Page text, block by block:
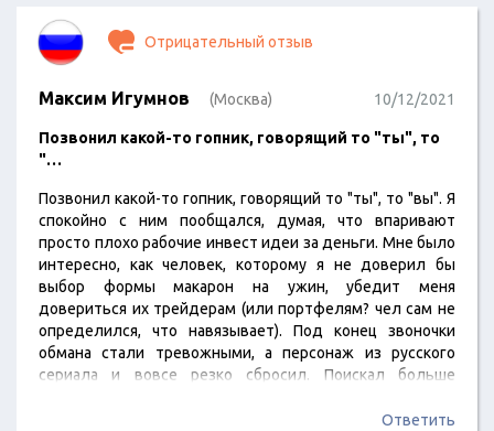
Отрицательный отзыв
Максим Игумнов (Москва) 10/12/2021
Позвонил какой-то гопник, говорящий то "ты", то
"…
Позвонил какой-то гопник, говорящий то "ты", то "вы". Я
спокойно с ним пообщался, думая, что впаривают
просто плохо рабочие инвест идеи за деньги. Мне было
интересно, как человек, которому я не доверил бы
выбор формы макарон на ужин, убедит меня
довериться их трейдерам (или портфелям? чел сам не
определился, что навязывает). Под конец звоночки
обмана стали тревожными, а персонаж из русского
сериала и вовсе резко сбросил. Поискал больше
ведь это даже не продажа плохих продуктов на
Ответить